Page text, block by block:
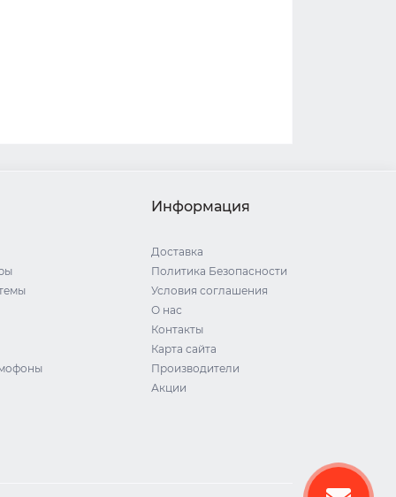
Информация
Доставка
Политика Безопасности
Условия соглашения
О нас
Контакты
Карта сайта
Производители
Акции